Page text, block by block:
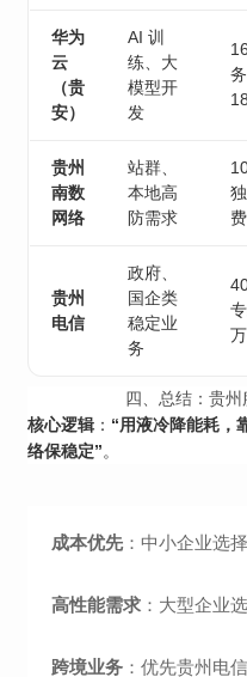
华为
云
（贵
安）
AI 训
练、大
模型开
发
贵州
南数
网络
站群、
本地高
防需求
贵州
电信
政府、
国企类
稳定业
务
四、总结：贵
核心逻辑 ： “用液冷降能耗，
络保稳定”。
成本优先：中小企业选
高性能需求 ：大型企业
跨境业务 ：优先贵州电